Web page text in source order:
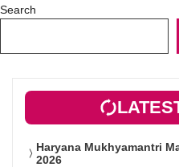
Search
Haryana Mukhyamantri
2026